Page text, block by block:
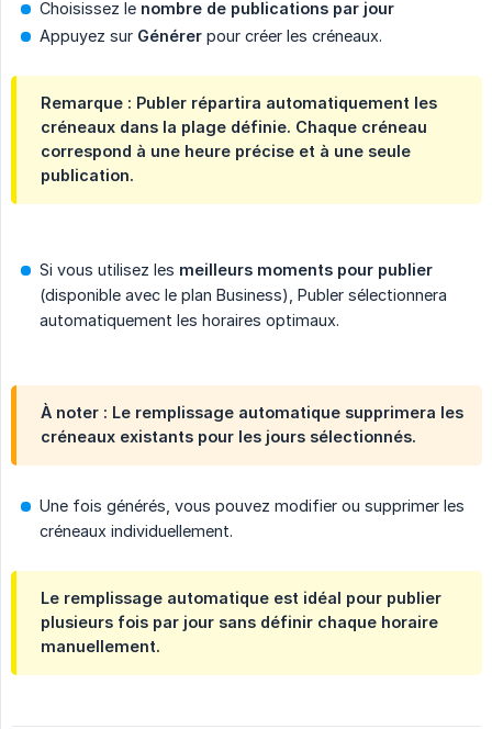
Choisissez le nombre de publications par jour
Appuyez sur Générer pour créer les créneaux.
Remarque : Publer répartira automatiquement les
créneaux dans la plage définie. Chaque créneau
correspond à une heure précise et à une seule
publication.
Si vous utilisez les meilleurs moments pour publier
(disponible avec le plan Business), Publer sélectionnera
automatiquement les horaires optimaux.
À noter : Le remplissage automatique supprimera les
créneaux existants pour les jours sélectionnés.
Une fois générés, vous pouvez modifier ou supprimer les
créneaux individuellement.
Le remplissage automatique est idéal pour publier
plusieurs fois par jour sans définir chaque horaire
manuellement.